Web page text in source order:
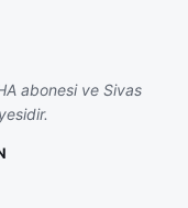
abonesi ve Sivas